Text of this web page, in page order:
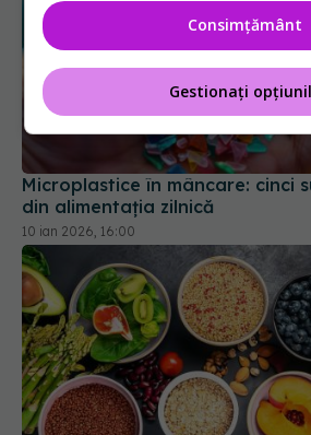
Microplastice în mâncare: cinci
din alimentația zilnică
10 ian 2026, 16:00
Consimțământ
Gestionați